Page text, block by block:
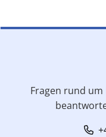
Fragen rund